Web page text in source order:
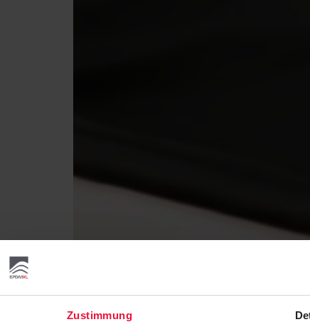
Zustimmung